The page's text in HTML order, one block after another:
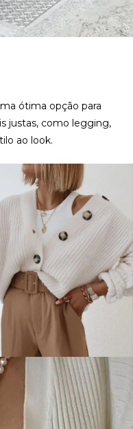
ótima opção para
justas, como legging,
ao look.